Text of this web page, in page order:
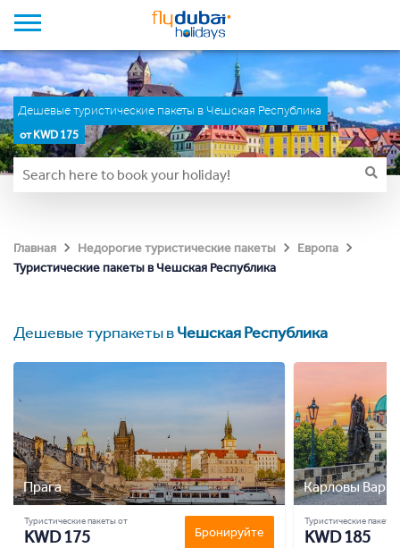
Дешевые туристические пакеты в Чешская Республика
от KWD 175
Главная Недорогие туристические пакеты
Европа
Туристические пакеты в Чешская Республика
Дешевые турпакеты вЧешская Республика
Прага
Туристические пакеты от
KWD 175 Бронируйте
Карловы Вары
Туристические пакеты
KWD 185